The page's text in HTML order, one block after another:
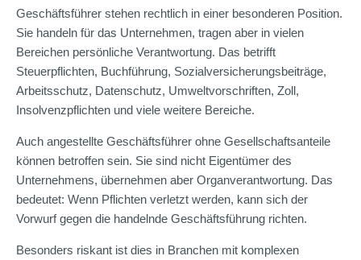
Geschäftsführer stehen rechtlich in einer besonderen Position.
Sie handeln für das Unternehmen, tragen aber in vielen
Bereichen persönliche Verantwortung. Das betrifft
Steuerpflichten, Buchführung, Sozialversicherungsbeiträge,
Arbeitsschutz, Datenschutz, Umweltvorschriften, Zoll,
Insolvenzpflichten und viele weitere Bereiche.
Auch angestellte Geschäftsführer ohne Gesellschaftsanteile
können betroffen sein. Sie sind nicht Eigentümer des
Unternehmens, übernehmen aber Organverantwortung. Das
bedeutet: Wenn Pflichten verletzt werden, kann sich der
Vorwurf gegen die handelnde Geschäftsführung richten.
Besonders riskant ist dies in Branchen mit komplexen